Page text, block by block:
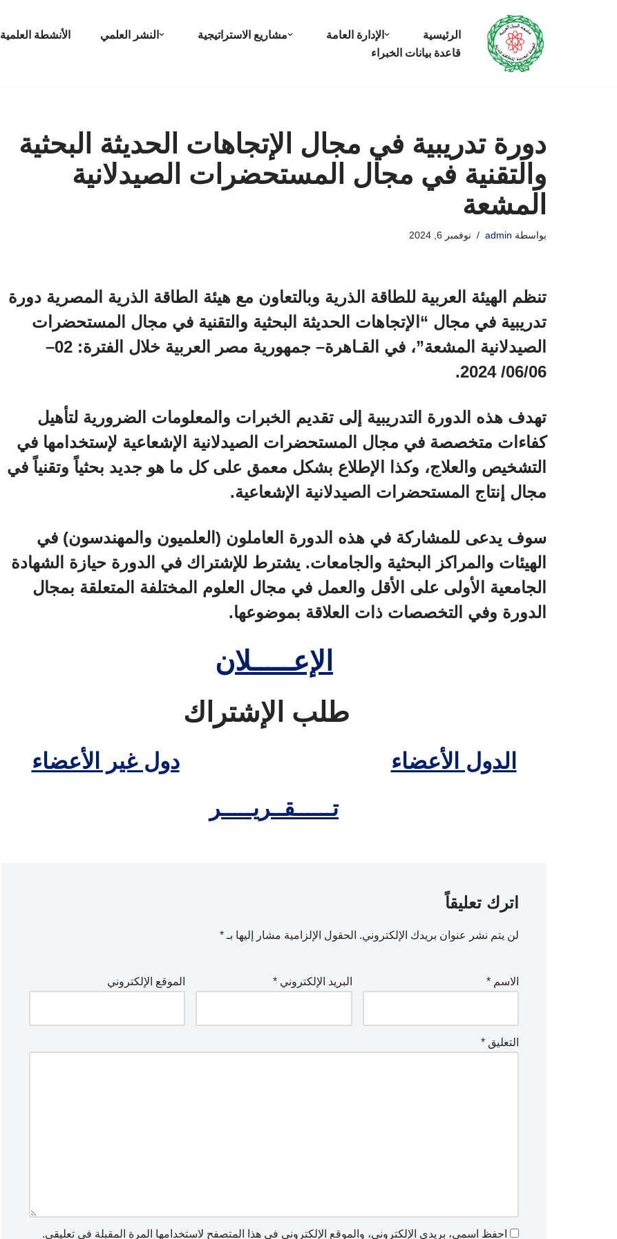
الرئيسية الإدارة العامة مشاريع الاستراتيجية النشر العلمي الأنشطة العلمية
قاعدة بيانات الخبراء
دورة تدريبية في مجال الإتجاهات الحديثة البحثية
والتقنية في مجال المستحضرات الصيدلانية
المشعة
بواسطة admin نوفمبر 6, 2024
تنظم الهيئة العربية للطاقة الذرية وبالتعاون مع هيئة الطاقة الذرية المصرية دورة
تدريبية في مجال “الإتجاهات الحديثة البحثية والتقنية في مجال المستحضرات
الصيدلانية المشعة”، في القـاهرة– جمهورية مصر العربية خلال الفترة: 02–
06/06/ 2024.
تهدف هذه الدورة التدريبية إلى تقديم الخبرات والمعلومات الضرورية لتأهيل
كفاءات متخصصة في مجال المستحضرات الصيدلانية الإشعاعية لإستخدامها في
التشخيص والعلاج، وكذا الإطلاع بشكل معمق على كل ما هو جديد بحثياً وتقنياً في
مجال إنتاج المستحضرات الصيدلانية الإشعاعية.
سوف يدعى للمشاركة في هذه الدورة العاملون (العلميون والمهندسون) في
الهيئات والمراكز البحثية والجامعات. يشترط للإشتراك في الدورة حيازة الشهادة
الجامعية الأولى على الأقل والعمل في مجال العلوم المختلفة المتعلقة بمجال
الدورة وفي التخصصات ذات العلاقة بموضوعها.
الإعـــــلان
طلب الإشتراك
الدول الأعضاء
دول غير الأعضاء
تــــــقــريـــــر
اترك تعليقاً
لن يتم نشر عنوان بريدك الإلكتروني. الحقول الإلزامية مشار إليها بـ *
الاسم * البريد الإلكتروني* الموقع الإلكتروني
التعليق *
احفظ اسمي، بريدي الإلكتروني، والموقع الإلكتروني في هذا المتصفح لاستخدامها المرة المقبلة في تعليقي.